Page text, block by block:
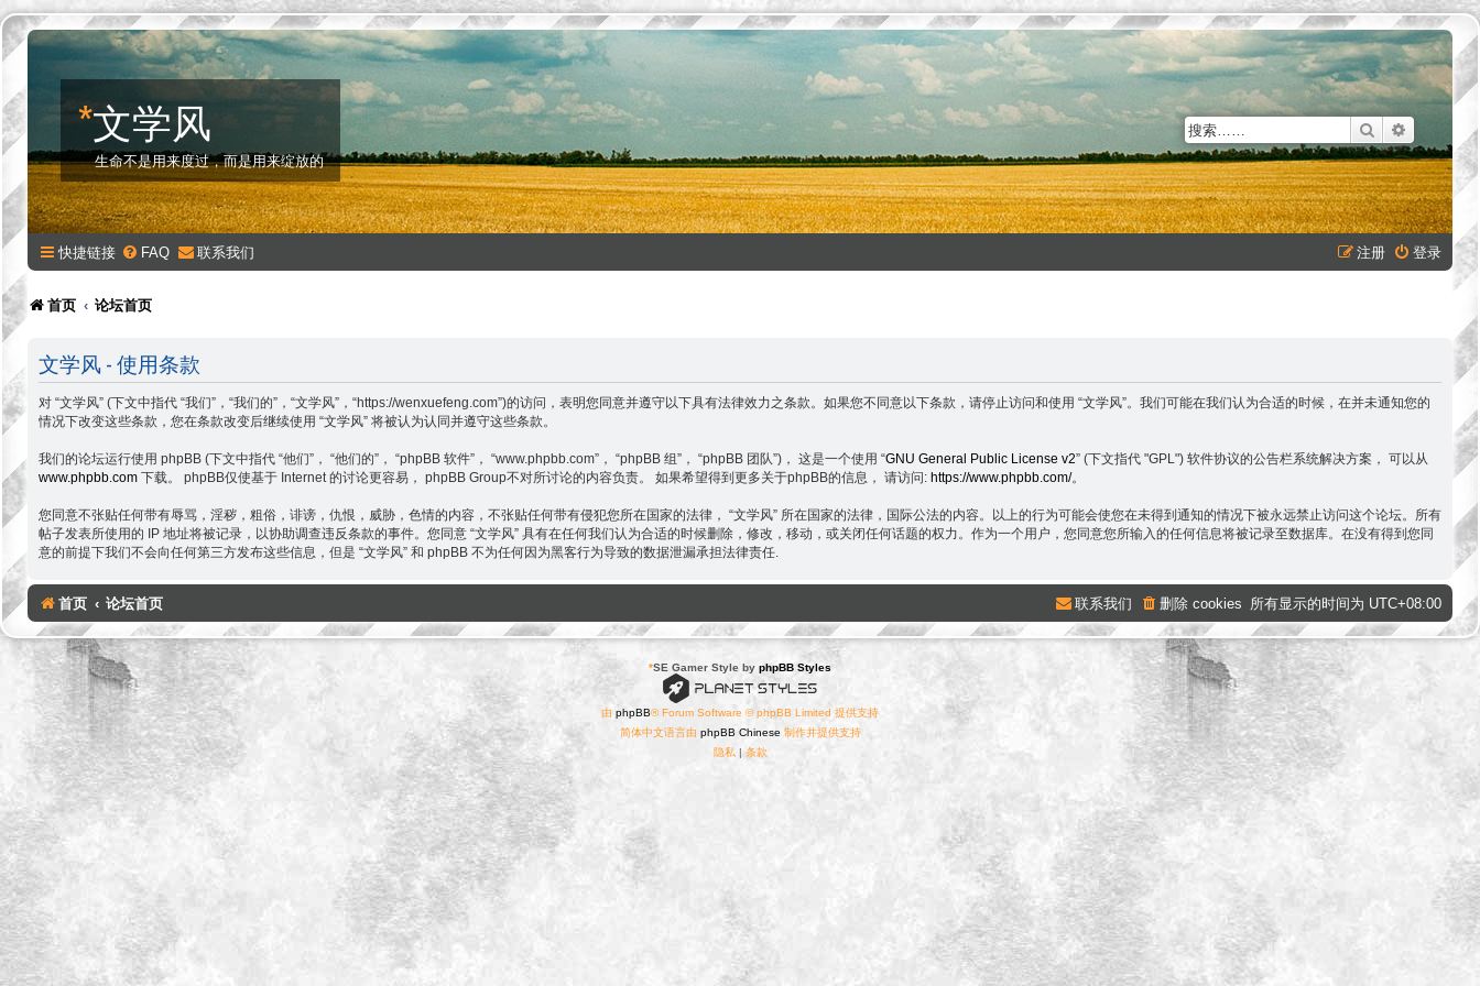
*文学风
生命不是用来度过，而是用来绽放的
搜索
快捷链接 FAQ 联系我们 登录
注册
首页 论坛首页
文学风 - 使用条款
对 “文学风” (下文中指代 “我们”，“我们的”，“文学风”，“https://wenxuefeng.com”)的访问，表明您同意并遵守以下具有法律效力之条款。如果您不同意以下条款，请停止访问和使用 “文学风”。我们可能在我们认为合适的时候，在并未通知您的
情况下改变这些条款，您在条款改变后继续使用 “文学风” 将被认为认同并遵守这些条款。
我们的论坛运行使用 phpBB (下文中指代 “他们”， “他们的”， “phpBB 软件”， “www.phpbb.com”， “phpBB 组”， “phpBB 团队”)， 这是一个使用 “GNU General Public License v2” (下文指代 "GPL") 软件协议的公告栏系统解决方案， 可以从
www.phpbb.com 下载。 phpBB仅使基于 Internet 的讨论更容易， phpBB Group不对所讨论的内容负责。 如果希望得到更多关于phpBB的信息， 请访问: https://www.phpbb.com/。
您同意不张贴任何带有辱骂，淫秽，粗俗，诽谤，仇恨，威胁，色情的内容，不张贴任何带有侵犯您所在国家的法律， “文学风” 所在国家的法律，国际公法的内容。以上的行为可能会使您在未得到通知的情况下被永远禁止访问这个论坛。所有
帖子发表所使用的 IP 地址将被记录，以协助调查违反条款的事件。您同意 “文学风” 具有在任何我们认为合适的时候删除，修改，移动，或关闭任何话题的权力。作为一个用户，您同意您所输入的任何信息将被记录至数据库。在没有得到您同
意的前提下我们不会向任何第三方发布这些信息，但是 “文学风” 和 phpBB 不为任何因为黑客行为导致的数据泄漏承担法律责任.
首页 论坛首页 所有显示的时间为 UTC+08:00
删除 cookies
联系我们
*SE Gamer Style by phpBB Styles
由 phpBB® Forum Software © phpBB Limited 提供支持
简体中文语言由 phpBB Chinese制作并提供支持
隐私 | 条款